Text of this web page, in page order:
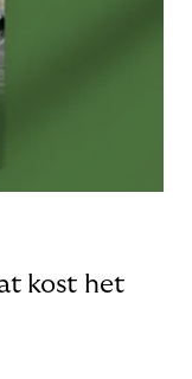
kost het